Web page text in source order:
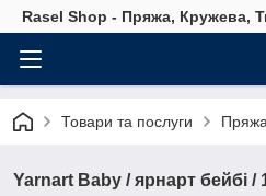
Rasel Shop - Пряжа, Кружева,
Товари та послуги
Yarnart Baby / ярнарт бейбі /